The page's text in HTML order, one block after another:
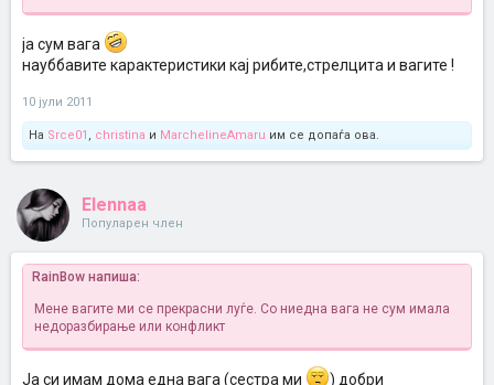
ја сум вага
науббавите карактеристики кај рибите,стрелцита и вагите !
10 јули 2011
На Srce01 , christina и MarchelineAmaru им се допаѓа ова.
Elennaa
Популарен член
RainBow напиша:
Мене вагите ми се прекрасни луѓе. Со ниедна вага не сум имала
недоразбирање или конфликт
Ја си имам дома една вага (сестра ми ) добри